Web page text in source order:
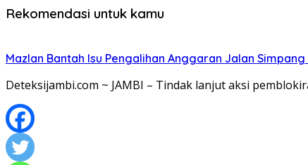
Rekomendasi untuk kamu
Mazlan Bantah Isu Pengalihan Anggaran Jalan
Deteksijambi.com ~ JAMBI – Tindak lanjut aksi